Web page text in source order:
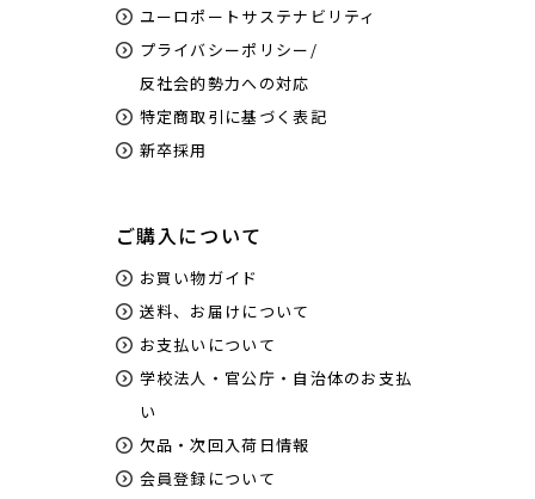
ユーロポートサステナビリティ
プライバシーポリシー/
反社会的勢力への対応
特定商取引に基づく表記
新卒採用
ご購入について
お買い物ガイド
送料、お届けについて
お支払いについて
学校法人・官公庁・自治体のお支払
い
欠品・次回入荷日情報
会員登録について